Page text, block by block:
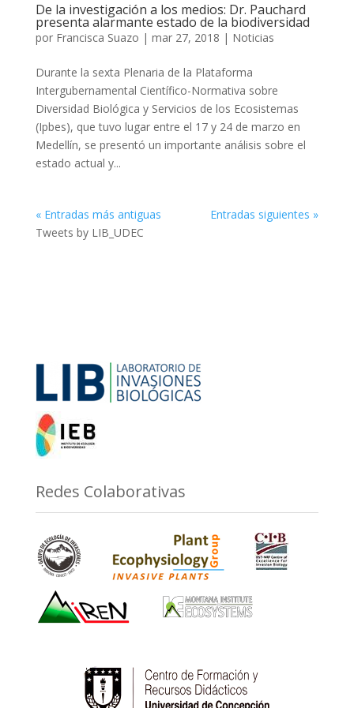
De la investigación a los medios: Dr. Pauchard
presenta alarmante estado de la biodiversidad
por Francisca Suazo | mar 27, 2018 | Noticias
Durante la sexta Plenaria de la Plataforma
Intergubernamental Científico-Normativa sobre
Diversidad Biológica y Servicios de los Ecosistemas
(Ipbes), que tuvo lugar entre el 17 y 24 de marzo en
Medellín, se presentó un importante análisis sobre el
estado actual y...
« Entradas más antiguas
Entradas siguientes »
Tweets by LIB_UDEC
Redes Colaborativas